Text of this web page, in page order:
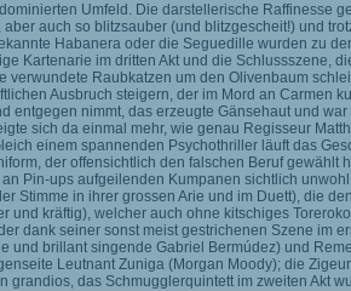
Umfeld. Die darstellerische Raffinesse
aber auch so blitzsauber (und blitzgescheit!) und
Habanera oder die Seguedille wurden zu
Kartenarie im dritten Akt und die Schlussszene,
verwundete Raubkatzen um den Olivenbaum
Ausbruch steigern, der im Mord an Carmen
entgegen nimmt, das erzeugte Gänsehaut und
sich da einmal mehr, wie genau Regisseur
einem spannenden Psychothriller läuft das
der offensichtlich den falschen Beruf
Pin-ups aufgeilenden Kumpanen sichtlich
Stimme in ihrer grossen Arie und im Duett), die
und kräftig), welcher auch ohne kitschiges
dank seiner sonst meist gestrichenen Szene im
und brillant singende Gabriel Bermúdez) und
Leutnant Zuniga (Morgan Moody); die
grandios, das Schmugglerquintett im zweiten Akt